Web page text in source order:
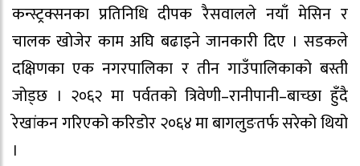
कन्स्ट्रक्सनका प्रतिनिधि दीपक रैसवालले नयाँ मेसिन र
चालक खोजेर काम अघि बढाइने जानकारी दिए । सडकले
दक्षिणका एक नगरपालिका र तीन गाउँपालिकाको बस्ती
जोड्छ । २०६२ मा पर्वतको त्रिवेणी–रानीपानी–बाच्छा हुँदै
रेखांकन गरिएको करिडोर २०६४ मा बागलुङतर्फ सरेको थियो
।